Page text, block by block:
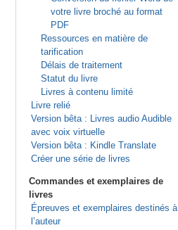
votre livre broché au format
PDF
Ressources en matière de
tarification
Délais de traitement
Statut du livre
Livres à contenu limité
Livre relié
Version bêta : Livres audio Audible
avec voix virtuelle
Version bêta : Kindle Translate
Créer une série de livres
Commandes et exemplaires de
livres
Épreuves et exemplaires destinés à
l’auteur